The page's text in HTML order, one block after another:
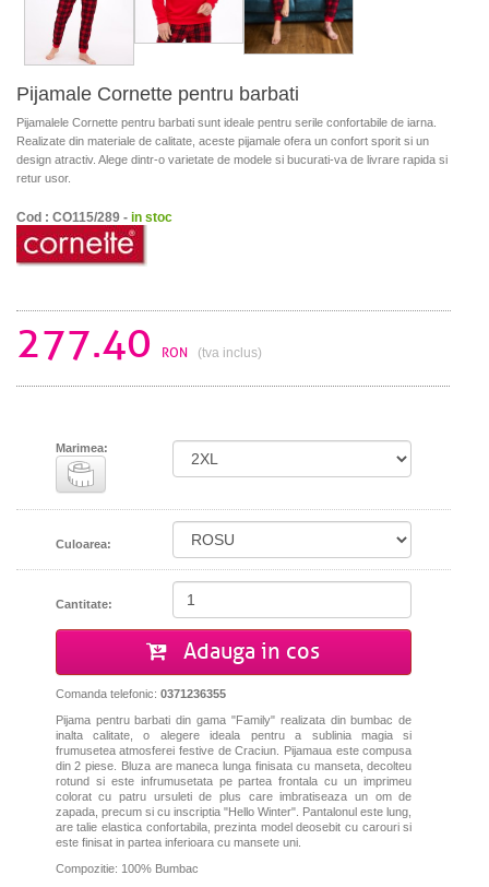
Pijamale Cornette pentru barbati
Pijamalele Cornette pentru barbati sunt ideale pentru serile confortabile de iarna.
Realizate din materiale de calitate, aceste pijamale ofera un confort sporit si un
design atractiv. Alege dintr-o varietate de modele si bucurati-va de livrare rapida si
retur usor.
Cod : CO115/289 - in stoc
277.40 RON (tva inclus)
Marimea:
Culoarea:
Cantitate:
Adauga in cos
Comanda telefonic: 0371236355
Pijama pentru barbati din gama "Family" realizata din bumbac de
inalta calitate, o alegere ideala pentru a sublinia magia si
frumusetea atmosferei festive de Craciun. Pijamaua este compusa
din 2 piese. Bluza are maneca lunga finisata cu manseta, decolteu
rotund si este infrumusetata pe partea frontala cu un imprimeu
colorat cu patru ursuleti de plus care imbratiseaza un om de
zapada, precum si cu inscriptia "Hello Winter". Pantalonul este lung,
are talie elastica confortabila, prezinta model deosebit cu carouri si
este finisat in partea inferioara cu mansete uni.
Compozitie: 100% Bumbac